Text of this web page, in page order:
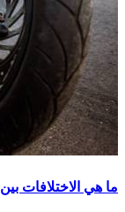
ما هي الاختلافات